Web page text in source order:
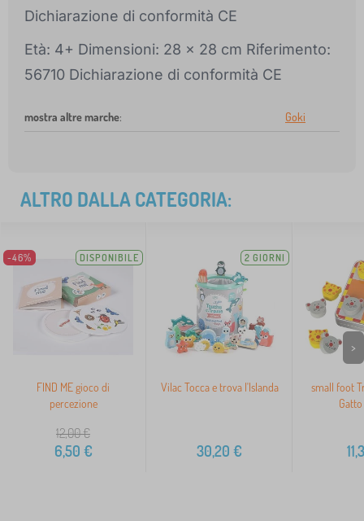
Dichiarazione di conformità CE
Età: 4+ Dimensioni: 28 x 28 cm Riferimento:
56710 Dichiarazione di conformità CE
mostra altre marche: Goki
ALTRO DALLA CATEGORIA:
-46% DISPONIBILE
FIND ME gioco di
percezione
12,00€
6,50 €
2 GIORNI
Vilac Tocca e trova l'Islanda
30,20 €
small foot
>